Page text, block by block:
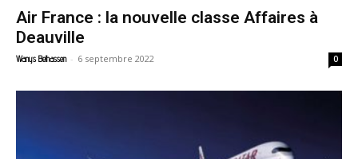
Air France : la nouvelle classe Affaires à
Deauville
Wanys Belhassen - 6 septembre 2022 0